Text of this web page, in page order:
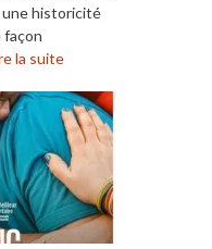
une historicité
façon
la suite